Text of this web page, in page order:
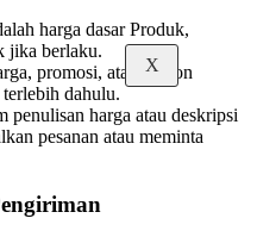
X
harga dasar Produk,
jika berlaku.
promosi, atau diskon
dahulu.
penulisan harga atau deskripsi
pesanan atau meminta